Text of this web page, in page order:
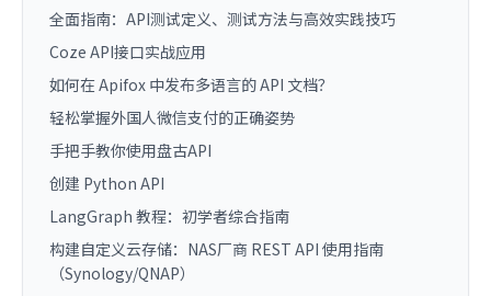
全面指南：API测试定义、测试方法与高效实践技巧
Coze API接口实战应用
如何在 Apifox 中发布多语言的 API 文档？
轻松掌握外国人微信支付的正确姿势
手把手教你使用盘古API
创建 Python API
LangGraph 教程：初学者综合指南
构建自定义云存储：NAS厂商 REST API 使用指南
（Synology/QNAP）